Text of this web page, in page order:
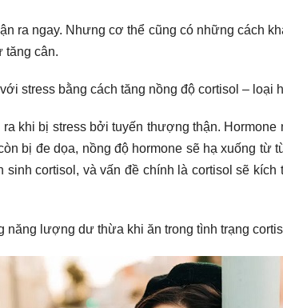
ra ngay. Nhưng cơ thể cũng có những cách
tăng cân.
stress bằng cách tăng nồng độ cortisol – loại
khi bị stress bởi tuyến thượng thận.
bị đe dọa, nồng độ hormone sẽ hạ xuống
sinh cortisol, và vấn đề chính là cortisol sẽ
năng lượng dư thừa khi ăn trong tình trạng